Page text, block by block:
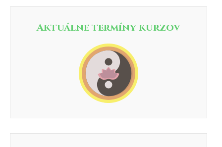
Aktuálne termíny kurzov